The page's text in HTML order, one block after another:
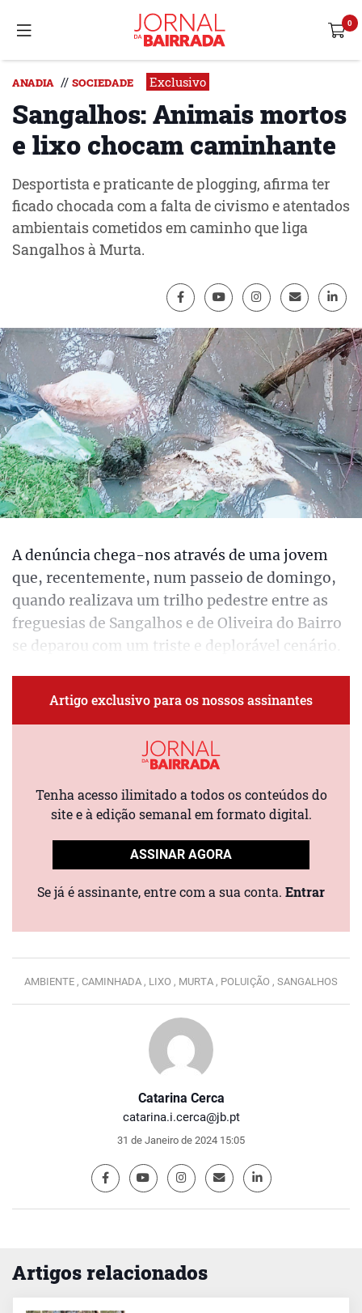
Catarina Cerca
catarina.i.cerca@jb.pt
31 de Janeiro de 2024 15:05
ANADIA // SOCIEDADE Exclusivo
Sangalhos: Animais mortos
e lixo chocam caminhante
Desportista e praticante de plogging, afirma ter
ficado chocada com a falta de civismo e atentados
ambientais cometidos em caminho que liga
Sangalhos à Murta.
A denúncia chega-nos através de uma jovem
que, recentemente, num passeio de domingo,
quando realizava um trilho pedestre entre as
freguesias de Sangalhos e de Oliveira do Bairro
se deparou com um triste e deplorável cenário.
Artigo exclusivo para os nossos assinantes
Tenha acesso ilimitado a todos os conteúdos do
site e à edição semanal em formato digital.
ASSINAR AGORA
Se já é assinante, entre com a sua conta. Entrar
AMBIENTE , CAMINHADA , LIXO , MURTA , POLUIÇÃO , SANGALHOS
Artigos relacionados